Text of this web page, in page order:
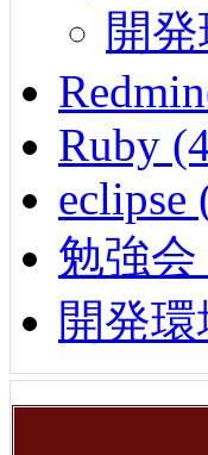
開
Ruby
eclipse
勉強会
開発